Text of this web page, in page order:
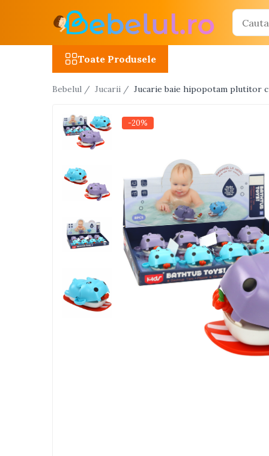
Masinute R/C
Avioane si elicoptere R/C
Camioane R/C
Motociclete R/C
Utilaje constructii R/C
Interactive, educative si muzicale
Saltelute si centre de activitati
Toate Produsele
Bebelul / Jucarii / Jucarie baie hipopotam plutitor
-20%